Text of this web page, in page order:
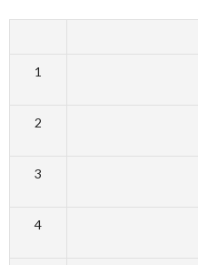
1
2
3
4